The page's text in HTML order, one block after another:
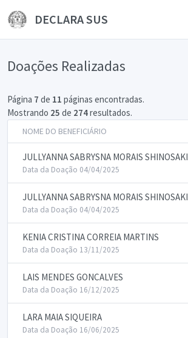
DECLARA SUS
Doações Realizadas
Página 7 de 11 páginas encontradas.
Mostrando 25 de 274resultados.
NOME DO BENEFICIÁRIO
JULLYANNA SABRYSNA MORAIS SHINOSAKI
Data da Doação 04/04/2025
JULLYANNA SABRYSNA MORAIS SHINOSAKI
Data da Doação 04/04/2025
KENIA CRISTINA CORREIA MARTINS
Data da Doação 13/11/2025
LAIS MENDES GONCALVES
Data da Doação 16/12/2025
LARA MAIA SIQUEIRA
Data da Doação 16/06/2025